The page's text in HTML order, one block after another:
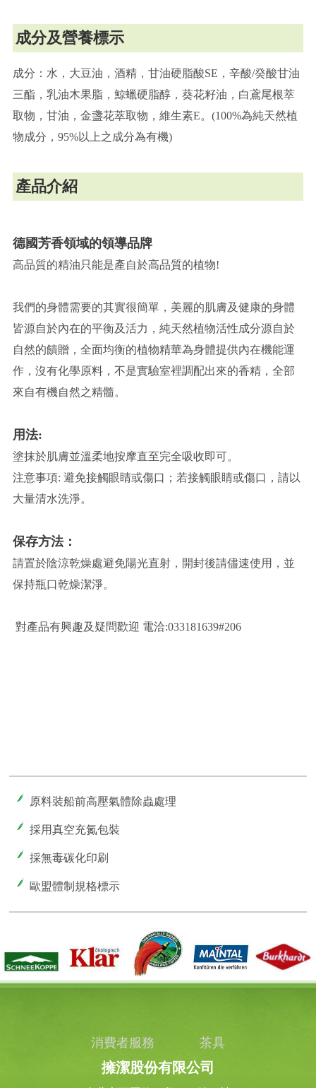
成分及營養標示
成分：水，大豆油，酒精，甘油硬脂酸SE，辛酸/癸酸甘油
三酯，乳油木果脂，鯨蠟硬脂醇，葵花籽油，白鳶尾根萃
取物，甘油，金盞花萃取物，維生素E。(100%為純天然植
物成分，95%以上之成分為有機)
產品介紹
德國芳香領域的領導品牌
高品質的精油只能是產自於高品質的植物!
我們的身體需要的其實很簡單，美麗的肌膚及健康的身體
皆源自於內在的平衡及活力，純天然植物活性成分源自於
自然的饋贈，全面均衡的植物精華為身體提供內在機能運
作，沒有化學原料，不是實驗室裡調配出來的香精，全部
來自有機自然之精髓。
用法:
塗抹於肌膚並溫柔地按摩直至完全吸收即可。
注意事項: 避免接觸眼睛或傷口；若接觸眼睛或傷口，請以
大量清水洗淨。
保存方法：
請置於陰涼乾燥處避免陽光直射，開封後請儘速使用，並
保持瓶口乾燥潔淨。
對產品有興趣及疑問歡迎 電洽:033181639#206
原料裝船前高壓氣體除蟲處理
採用真空充氮包裝
採無毒碳化印刷
歐盟體制規格標示
消費者服務 茶具
擁潔股份有限公司